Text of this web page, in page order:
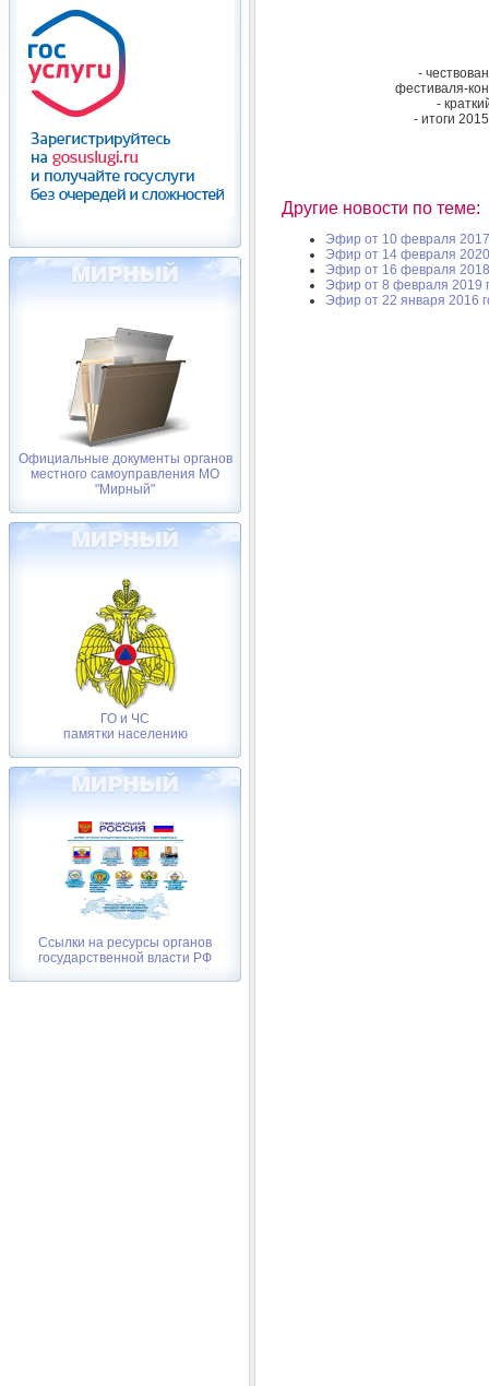
Официальные документы органов
местного самоуправления МО
"Мирный"
ГО и ЧС
памятки населению
Ссылки на ресурсы органов
государственной власти РФ
-
фестиваля-
-
- итоги
Другие новости по теме:
Эфир от 10 февраля
Эфир от 14 февраля
Эфир от 16 февраля
Эфир от 8 февраля 2019
Эфир от 22 января 2016